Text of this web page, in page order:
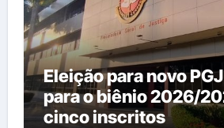
Eleição para novo
para o biênio 2026/
cinco inscritos